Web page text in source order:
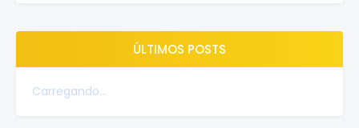
ÚLTIMOS POSTS
Carregando...